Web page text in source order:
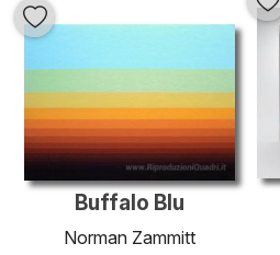
Buffalo Blu
Norman Zammitt